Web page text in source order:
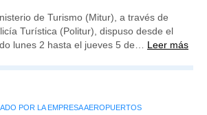
de Turismo (Mitur), a través de
Turística (Politur), dispuso desde el
lunes 2 hasta el jueves 5 de… Leer más
POR LA EMPRESA AEROPUERTOS